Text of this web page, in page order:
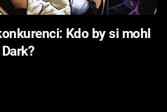
Kdo by si mohl